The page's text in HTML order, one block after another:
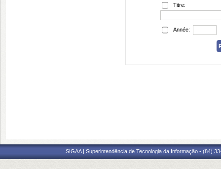
Titre:
Année:
SIGAA | Superintendência de Tecnologia da Informação - (84)